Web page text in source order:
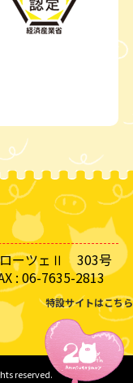
特設サイトはこちら
ローツェⅡ 303号
: 06-7635-2813
reserved.